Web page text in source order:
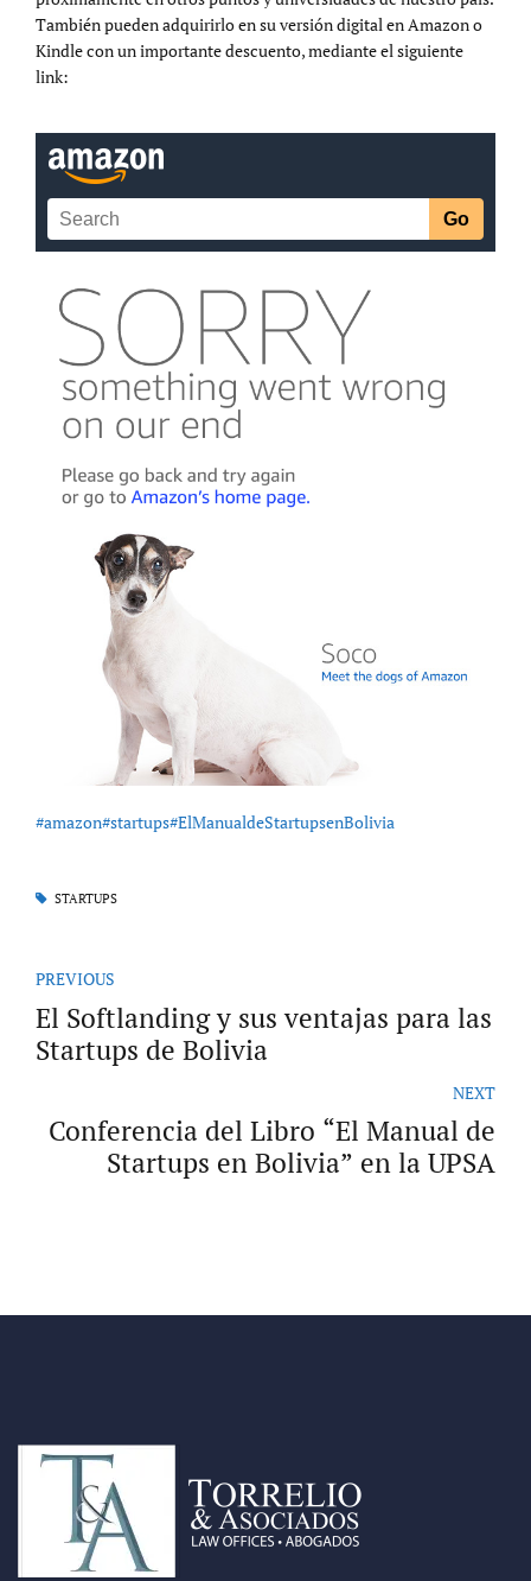
También pueden adquirirlo en su versión digital en Amazon o
Kindle con un importante descuento, mediante el siguiente
link:
#amazon#startups#ElManualdeStartupsenBolivia
STARTUPS
PREVIOUS
El Softlanding y sus ventajas para las
Startups de Bolivia
NEXT
Conferencia del Libro “El Manual de
Startups en Bolivia” en la UPSA